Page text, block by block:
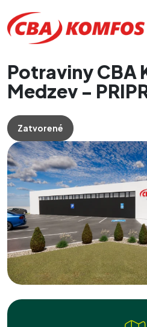
Potraviny CBA
Medzev -
Zatvorené